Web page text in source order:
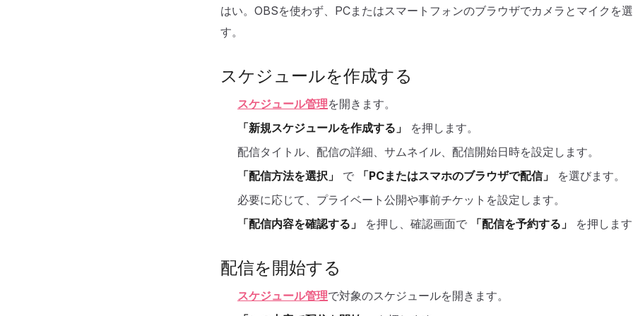
はい。OBSを使わず、PCまたはスマートフォンのブラウザでカメラとマイクを
す。
スケジュールを作成する
スケジュール管理を開きます。
「新規スケジュールを作成する」
を押します。
配信タイトル、配信の詳細、サムネイル、配信開始日時を設定します。
「配信方法を選択」
で 「PCまたはスマホのブラウザで配信」
を選びます。
必要に応じて、プライベート公開や事前チケットを設定します。
「配信内容を確認する」
を押し、確認画面で 「配信を予約する」 を押します
配信を開始する
スケジュール管理で対象のスケジュールを開きます。